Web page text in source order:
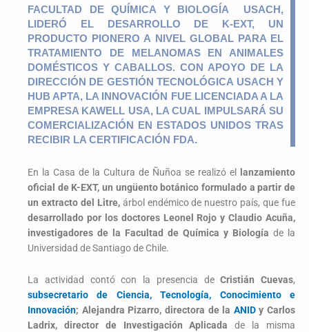
FACULTAD DE QUÍMICA Y BIOLOGÍA USACH,
LIDERÓ EL DESARROLLO DE K-EXT, UN
PRODUCTO PIONERO A NIVEL GLOBAL PARA EL
TRATAMIENTO DE MELANOMAS EN ANIMALES
DOMÉSTICOS Y CABALLOS. CON APOYO DE LA
DIRECCIÓN DE GESTIÓN TECNOLÓGICA USACH Y
HUB APTA, LA INNOVACIÓN FUE LICENCIADA A LA
EMPRESA KAWELL USA, LA CUAL IMPULSARÁ SU
COMERCIALIZACIÓN EN ESTADOS UNIDOS TRAS
RECIBIR LA CERTIFICACIÓN FDA.
En la Casa de la Cultura de Ñuñoa se realizó el
lanzamiento
oficial de K-EXT, un ungüento botánico formulado a partir de
un extracto del Litre,árbol endémico de nuestro país, que fue
desarrollado por los doctores Leonel Rojo y Claudio Acuña,
investigadores de la Facultad de Química y Biología de la
Universidad de Santiago de Chile.
La actividad contó con la presencia deCristián Cuevas,
subsecretario de Ciencia, Tecnología, Conocimiento e
Innovación; Alejandra Pizarro, directora de la ANIDy Carlos
Ladrix, director de Investigación Aplicadade la misma